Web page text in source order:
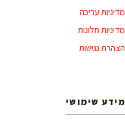
מדיניות עריכה
מדיניות תלונות
הצהרת נגישות
מידע שימושי